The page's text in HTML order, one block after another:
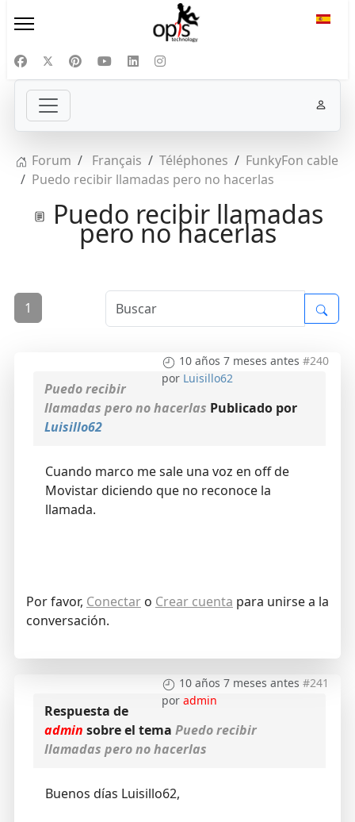
Forum Français Téléphones
FunkyFon cable
Puedo recibir llamadas pero no hacerlas
Puedo recibir llamadas
pero no hacerlas
1
10 años 7 meses antes #240
por Luisillo62
Puedo recibir
llamadas pero no hacerlas Publicado por
Luisillo62
Cuando marco me sale una voz en off de
Movistar diciendo que no reconoce la
llamada.
Por favor, Conectaro Crear cuenta para unirse a la
conversación.
10 años 7 meses antes #241
poradmin
Respuesta de
admin sobre el tema Puedo recibir
llamadas pero no hacerlas
Buenos días Luisillo62,